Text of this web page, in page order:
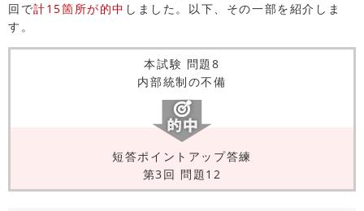
回で計15箇所が的中 しました。以下、その一部を紹介しま
す。
本試験 問題8
内部統制の不備
短答ポイントアップ答練
第3回 問題12